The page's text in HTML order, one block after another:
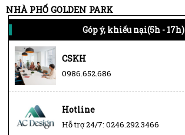
NHÀ PHỐ GOLDEN PARK
Góp ý, khiếu nại(5h - 17h)
CSKH
0986.652.686
Hotline
Hỗ trợ 24/7: 0246.292.3466